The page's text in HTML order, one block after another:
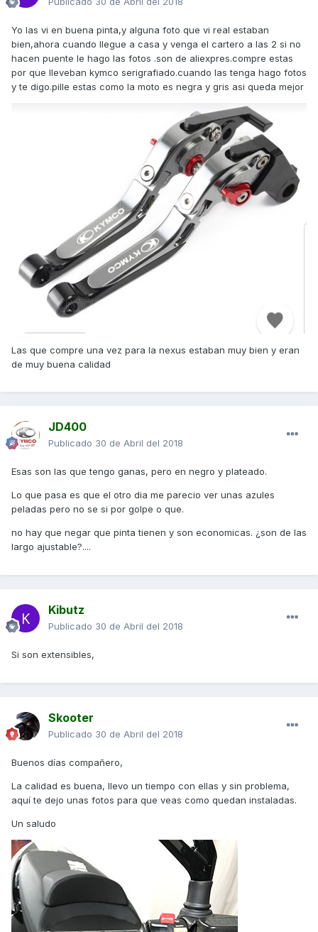
Yo las vi en buena pinta,y alguna foto que vi real estaban
bien,ahora cuando llegue a casa y venga el cartero a las 2 si no
hacen puente le hago las fotos .son de aliexpres.compre estas
por que lleveban kymco serigrafiado.cuando las tenga hago fotos
y te digo.pille estas como la moto es negra y gris asi queda mejor
Las que compre una vez para la nexus estaban muy bien y eran
de muy buena calidad
JD400
Publicado 30 de Abril del 2018
Esas son las que tengo ganas, pero en negro y plateado.
Lo que pasa es que el otro dia me parecio ver unas azules
peladas pero no se si por golpe o que.
no hay que negar que pinta tienen y son economicas. ¿son de las
largo ajustable?....
Kibutz
Publicado 30 de Abril del 2018
Si son extensibles,
Skooter
Publicado 30 de Abril del 2018
Buenos días compañero,
La calidad es buena, llevo un tiempo con ellas y sin problema,
aquí te dejo unas fotos para que veas como quedan instaladas.
Un saludo